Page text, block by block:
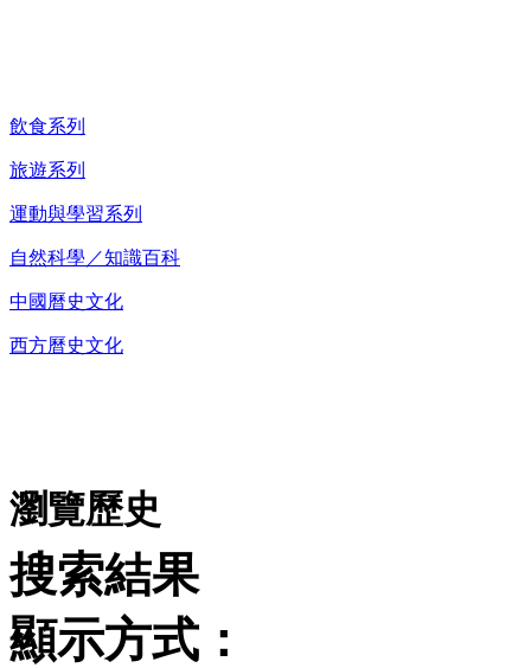
飲食系列
旅遊系列
運動與學習系列
自然科學／知識百科
中國曆史文化
西方曆史文化
瀏覽歷史
搜索結果
顯示方式：